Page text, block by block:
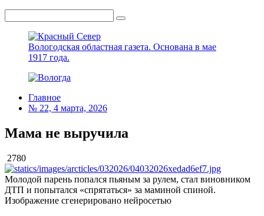
Вологодская областная газета. Основана в мае
1917 года.
Главное
№ 22, 4 марта, 2026
Мама не выручила
2780
Молодой парень попался пьяным за рулем, стал виновником
ДТП и попытался «спрятаться» за маминой спиной.
Изображение сгенерировано нейросетью